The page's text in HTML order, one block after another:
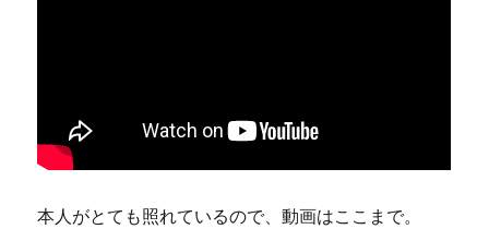
本人がとても照れているので、動画はここまで。